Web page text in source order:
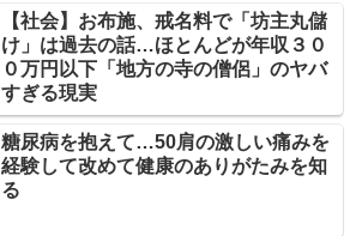
【社会】お布施、戒名料で「坊主丸儲
け」は過去の話…ほとんどが年収３０
０万円以下「地方の寺の僧侶」のヤバ
すぎる現実
糖尿病を抱えて…50肩の激しい痛みを
経験して改めて健康のありがたみを知
る